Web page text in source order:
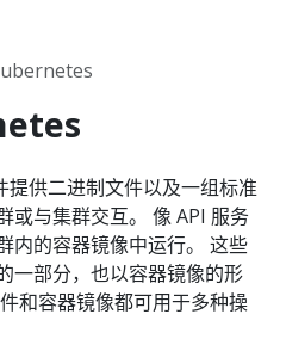
供二进制文件以及一组标准
或与集群交互。 像 API 服务
内的容器镜像中运行。 这些
一部分，也以容器镜像的形
和容器镜像都可用于多种操